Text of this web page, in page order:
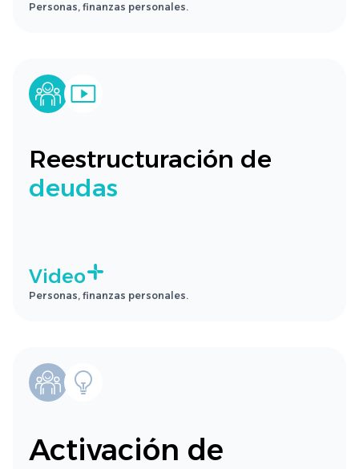
Personas, finanzas personales.
Reestructuración de
deudas
Video
Personas, finanzas personales.
Activación de